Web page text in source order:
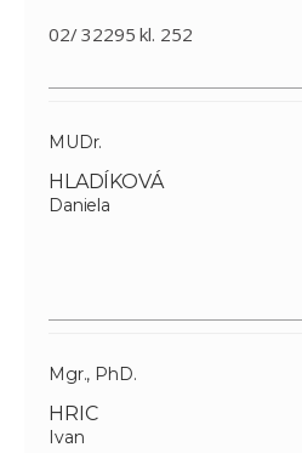
02/ 32295 kl. 252
MUDr.
HLADÍKOVÁ
Daniela
Mgr., PhD.
HRIC
Ivan